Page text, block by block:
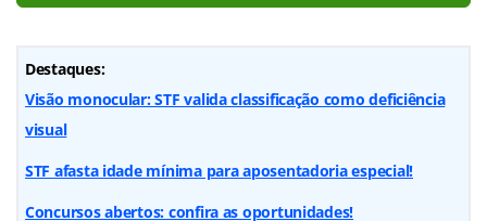
Destaques:
Visão monocular: STF valida classificação como deficiência
visual
STF afasta idade mínima para aposentadoria especial!
Concursos abertos: confira as oportunidades!